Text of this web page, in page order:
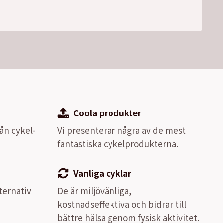
cykel-
Coola produkter
Vi presenterar några av de mest
fantastiska cykelprodukterna.
Vanliga cyklar
De är miljövänliga,
kostnadseffektiva och bidrar till
bättre hälsa genom fysisk aktivitet.